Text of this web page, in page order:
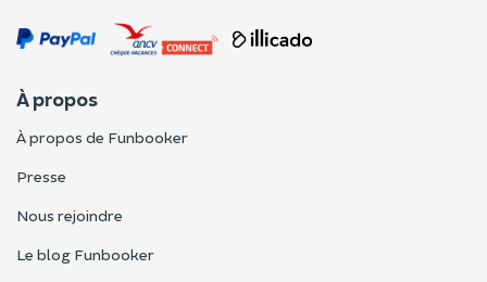
À propos
À propos de Funbooker
Presse
Nous rejoindre
Le blog Funbooker